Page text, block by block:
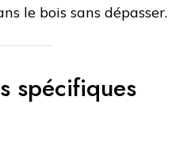
le bois sans dépasser.
spécifiques